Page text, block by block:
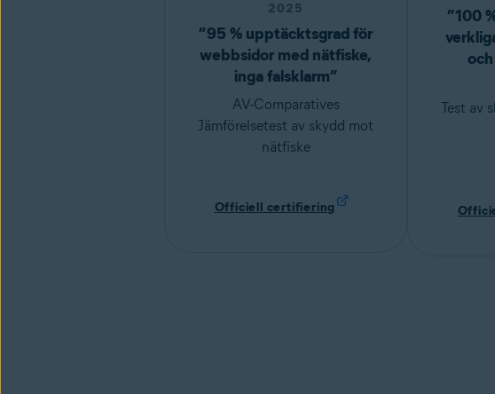
2025
”95 % upptäcktsgrad för
webbsidor med nätfiske,
inga falsklarm”
AV-Comparatives
Jämförelsetest av skydd mot
nätfiske
Officiell certifiering
”100
Test av